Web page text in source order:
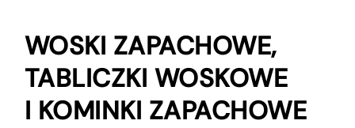
WOSKI ZAPACHOWE,
TABLICZKI WOSKOWE
I KOMINKI ZAPACHOWE